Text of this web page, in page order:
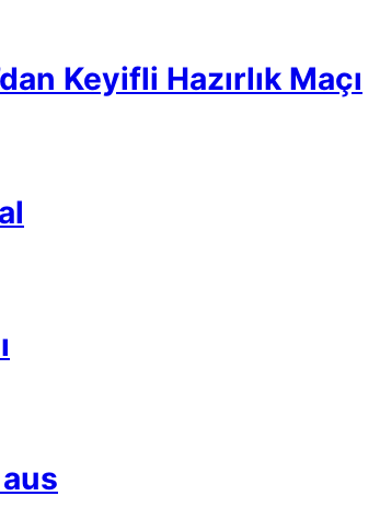
Keyifli Hazırlık Maçı